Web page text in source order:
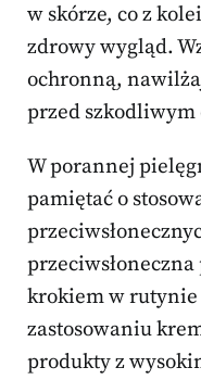
w skórze, co z
zdrowy wygląd.
ochronną,
przed szkodliwym
W porannej
pamiętać o
krokiem w
zastosowaniu
produkty z